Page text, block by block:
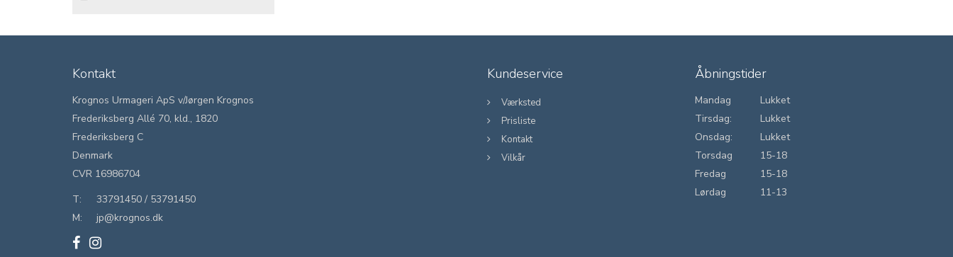
Kontakt
Krognos Urmageri ApS v/Jørgen Krognos
Frederiksberg Allé 70, kld., 1820
Frederiksberg C
Denmark
CVR 16986704
T:
33791450 / 53791450
M:
jp@krognos.dk
Kundeservice
Værksted
Prisliste
Kontakt
Vilkår
Åbningstider
Mandag
Lukket
Tirsdag:
Lukket
Onsdag:
Lukket
Torsdag
15-18
Fredag
15-18
Lørdag
11-13